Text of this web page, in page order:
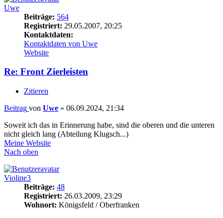
Uwe
Beiträge: 564
Registriert: 29.05.2007, 20:25
Kontaktdaten:
Kontaktdaten von Uwe
Website
Re: Front Zierleisten
Zitieren
Beitrag von Uwe » 06.09.2024, 21:34
Soweit ich das in Erinnerung habe, sind die oberen und die unteren
nicht gleich lang (Abteilung Klugsch...)
Meine Website
Nach oben
Violine3
Beiträge: 48
Registriert: 26.03.2009, 23:29
Wohnort: Königsfeld / Oberfranken